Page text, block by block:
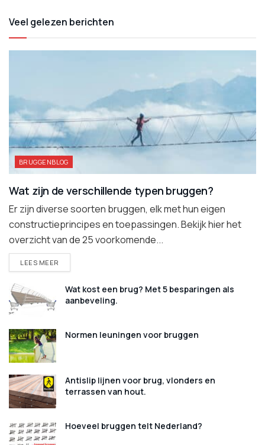
Veel gelezen berichten
BRUGGENBLOG
Wat zijn de verschillende typen bruggen?
Er zijn diverse soorten bruggen, elk met hun eigen
constructieprincipes en toepassingen. Bekijk hier het
overzicht van de 25 voorkomende...
LEES MEER
Wat kost een brug? Met 5 besparingen als
aanbeveling.
Normen leuningen voor bruggen
Antislip lijnen voor brug, vlonders en
terrassen van hout.
Hoeveel bruggen telt Nederland?